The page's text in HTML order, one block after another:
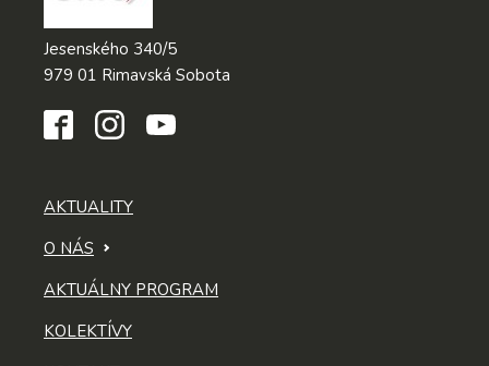
Jesenského 340/5
979 01 Rimavská Sobota
AKTUALITY
O NÁS
AKTUÁLNY PROGRAM
KOLEKTÍVY